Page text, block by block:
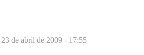
23 de abril de 2009 - 17:55